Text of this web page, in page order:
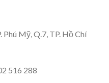
Phú Mỹ, Q.7, TP. Hồ Chí
516 288